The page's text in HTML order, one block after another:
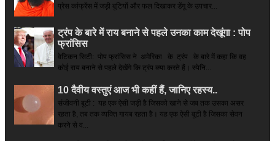
प्रेस कांफ्रेंस में जड़ी बूटियों और फल दिखाकर डेंगू के उपचार...
ट्रंप के बारे में राय बनाने से पहले उनका काम देखूंगा : पोप
फ्रांसिस
वेटिकन सिटी: पोप फ्रांसिस ने अमेरिका के ट्रंप के बारे में कहा कि वह
कोई राय बनाने से पहले देखेंगे कि ट्रंप क्या करते हैं। स्पेनि...
10 दैवीय वस्तुएं आज भी कहीं हैं, जानिए रहस्य..
संजीवनी बूटी : यह एक ऐसी जड़ी है जिसको खाने से जब तक उसका असर
रहता है, तब तक व्यक्ति गायब रहता है। यह एक ऐसी बूटी है जिसका सेवन
करने से व...